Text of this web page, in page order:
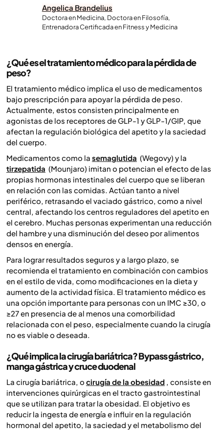
Angelica Brandelius
Doctora en Medicina, Doctora en Filosofía,
Entrenadora Certificada en Fitness y Medicina
¿Qué es el tratamiento médico para la pérdida de
peso?
El tratamiento médico implica el uso de medicamentos
bajo prescripción para apoyar la pérdida de peso.
Actualmente, estos consisten principalmente en
agonistas de los receptores de GLP-1 y GLP-1/GIP, que
afectan la regulación biológica del apetito y la saciedad
del cuerpo.
Medicamentos como la semaglutida (Wegovy) y la
tirzepatida (Mounjaro) imitan o potencian el efecto de las
propias hormonas intestinales del cuerpo que se liberan
en relación con las comidas. Actúan tanto a nivel
periférico, retrasando el vaciado gástrico, como a nivel
central, afectando los centros reguladores del apetito en
el cerebro. Muchas personas experimentan una reducción
del hambre y una disminución del deseo por alimentos
densos en energía.
Para lograr resultados seguros y a largo plazo, se
recomienda el tratamiento en combinación con cambios
en el estilo de vida, como modificaciones en la dieta y
aumento de la actividad física. El tratamiento médico es
una opción importante para personas con un IMC ≥30, o
≥27 en presencia de al menos una comorbilidad
relacionada con el peso, especialmente cuando la cirugía
no es viable o deseada.
¿Qué implica la cirugía bariátrica? Bypass gástrico,
manga gástrica y cruce duodenal
La cirugía bariátrica, o cirugía de la obesidad , consiste en
intervenciones quirúrgicas en el tracto gastrointestinal
que se utilizan para tratar la obesidad. El objetivo es
reducir la ingesta de energía e influir en la regulación
hormonal del apetito, la saciedad y el metabolismo del